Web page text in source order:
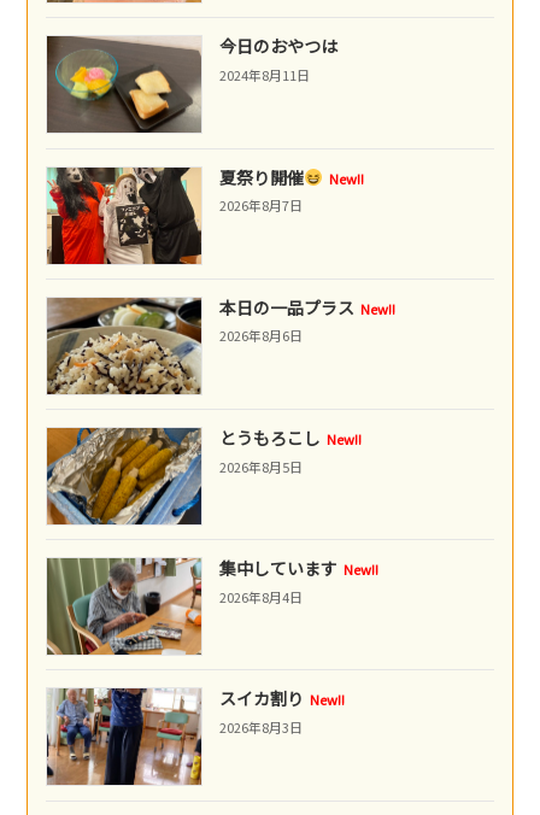
今日のおやつは
2024年8月11日
夏祭り開催
New!!
2026年8月7日
本日の一品プラス New!!
2026年8月6日
とうもろこし New!!
2026年8月5日
集中しています New!!
2026年8月4日
スイカ割り New!!
2026年8月3日